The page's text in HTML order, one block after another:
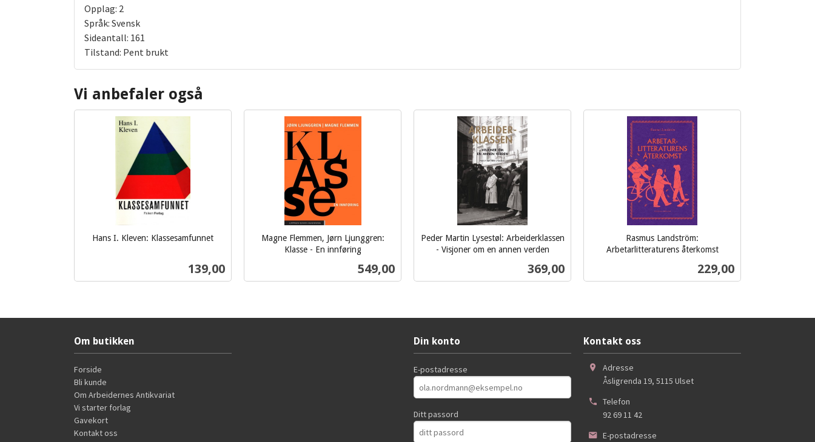
Opplag: 2
Språk: Svensk
Sideantall: 161
Tilstand: Pent brukt
Vi anbefaler også
Hans I. Kleven: Klassesamfunnet
Pris
139,00
Magne Flemmen, Jørn Ljunggren:
Klasse - En innføring
Pris
549,00
Peder Martin Lysestøl: Arbeiderklassen
- Visjoner om en annen verden
Pris
369,00
Rasmus Landström:
Arbetarlitteraturens återkomst
Pris
229,00
Om butikken
Forside
Bli kunde
Om Arbeidernes Antikvariat
Vi starter forlag
Gavekort
Kontakt oss
Din konto
E-postadresse
Ditt passord
Kontakt oss
Adresse
Åsligrenda 19, 5115 Ulset
Telefon
92 69 11 42
E-postadresse